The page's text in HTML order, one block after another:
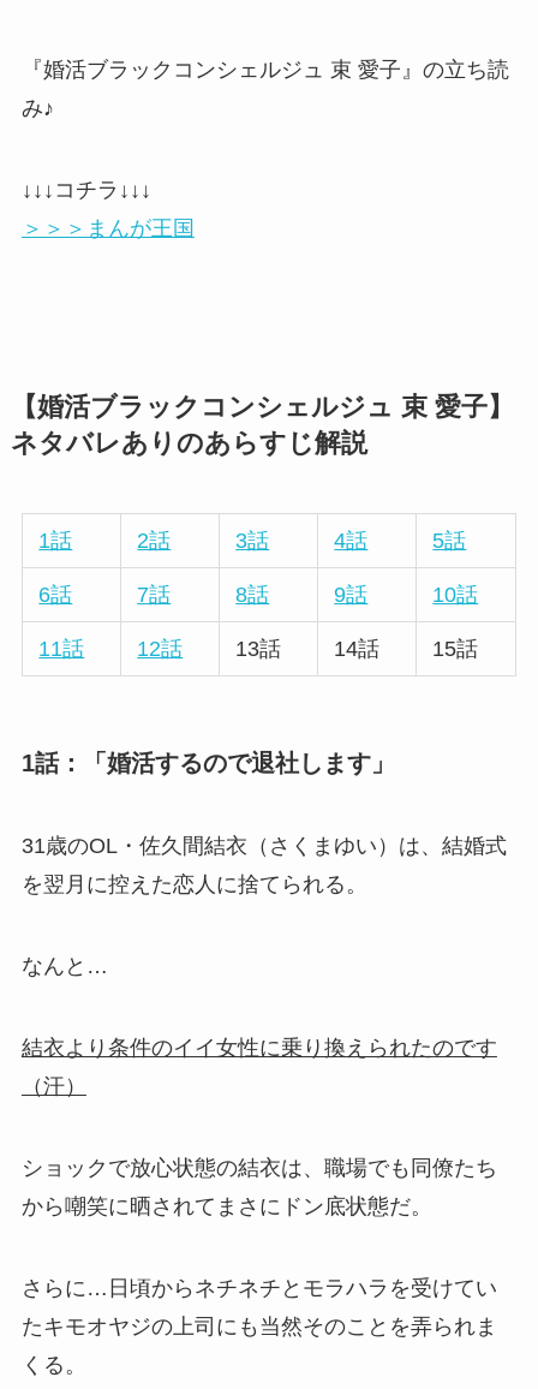
『婚活ブラックコンシェルジュ 束 愛子』の立ち読
み♪
↓↓↓コチラ↓↓↓
＞＞＞まんが王国
【婚活ブラックコンシェルジュ 束 愛子】
ネタバレありのあらすじ解説
1話 2話 3話 4話 5話
6話 7話 8話 9話 10話
11話 12話 13話 14話 15話
1話：「婚活するので退社します」
31歳のOL・佐久間結衣（さくまゆい）は、結婚式
を翌月に控えた恋人に捨てられる。
なんと…
結衣より条件のイイ女性に乗り換えられたのです
（汗）
ショックで放心状態の結衣は、職場でも同僚たち
から嘲笑に晒されてまさにドン底状態だ。
さらに…日頃からネチネチとモラハラを受けてい
たキモオヤジの上司にも当然そのことを弄られま
くる。